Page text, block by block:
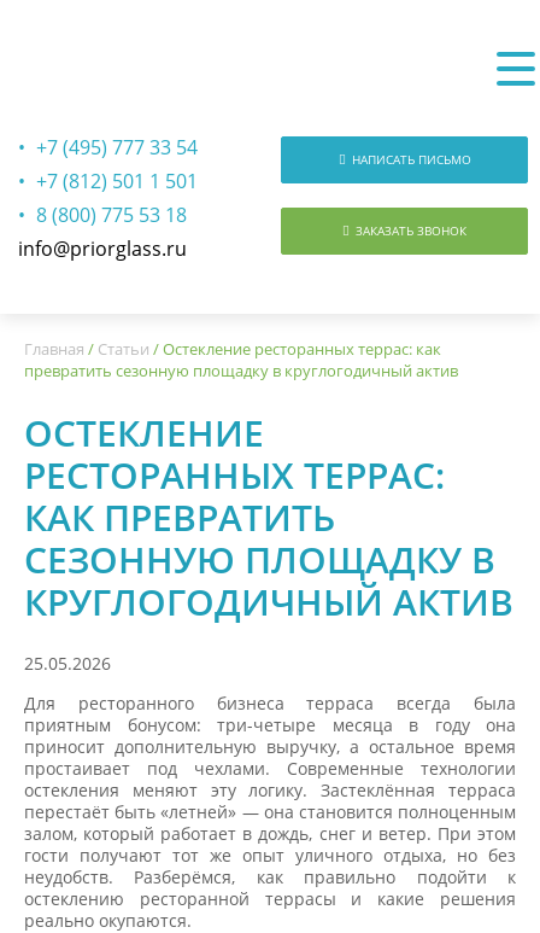
+7 (495) 777 33 54
+7 (812) 501 1 501
8 (800) 775 53 18
info@priorglass.ru
НАПИСАТЬ ПИСЬМО
ЗАКАЗАТЬ ЗВОНОК
Главная / Статьи /Остекление ресторанных террас: как
превратить сезонную площадку в круглогодичный актив
ОСТЕКЛЕНИЕ
РЕСТОРАННЫХ ТЕРРАС:
КАК ПРЕВРАТИТЬ
СЕЗОННУЮ ПЛОЩАДКУ В
КРУГЛОГОДИЧНЫЙ АКТИВ
25.05.2026
Для ресторанного бизнеса терраса всегда была
приятным бонусом: три-четыре месяца в году она
приносит дополнительную выручку, а остальное время
простаивает под чехлами. Современные технологии
остекления меняют эту логику. Застеклённая терраса
перестаёт быть «летней» — она становится полноценным
залом, который работает в дождь, снег и ветер. При этом
гости получают тот же опыт уличного отдыха, но без
неудобств. Разберёмся, как правильно подойти к
остеклению ресторанной террасы и какие решения
реально окупаются.